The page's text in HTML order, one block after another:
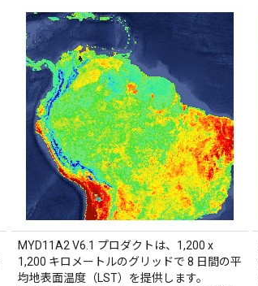
MYD11A2 V6.1 プロダクトは、1,200 x
1,200 キロメートルのグリッドで 8 日間の平
均地表面温度（LST）を提供します。